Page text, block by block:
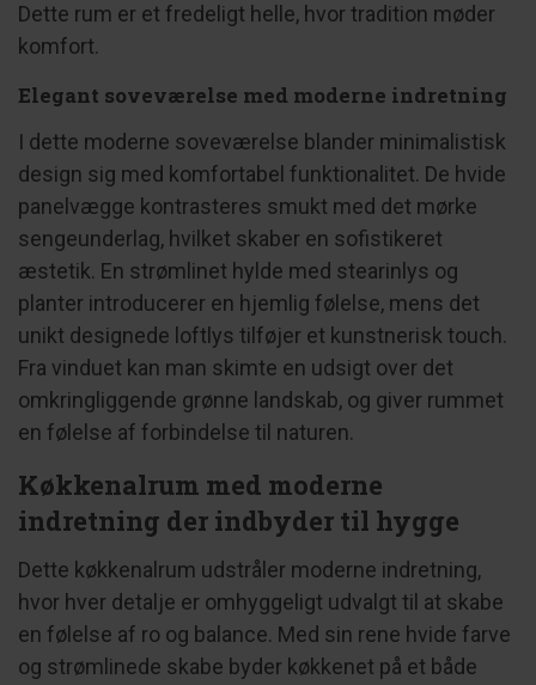
Dette rum er et fredeligt helle, hvor tradition møder
komfort.
Elegant soveværelse med moderne indretning
I dette moderne soveværelse blander minimalistisk
design sig med komfortabel funktionalitet. De hvide
panelvægge kontrasteres smukt med det mørke
sengeunderlag, hvilket skaber en sofistikeret
æstetik. En strømlinet hylde med stearinlys og
planter introducerer en hjemlig følelse, mens det
unikt designede loftlys tilføjer et kunstnerisk touch.
Fra vinduet kan man skimte en udsigt over det
omkringliggende grønne landskab, og giver rummet
en følelse af forbindelse til naturen.
Køkkenalrum med moderne
indretning der indbyder til hygge
Dette køkkenalrum udstråler moderne indretning,
hvor hver detalje er omhyggeligt udvalgt til at skabe
en følelse af ro og balance. Med sin rene hvide farve
og strømlinede skabe byder køkkenet på et både